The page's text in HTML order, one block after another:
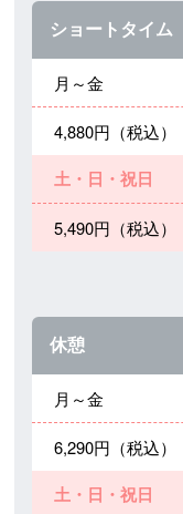
ショートタイム
月～金
4,880円（税込）
土・日・祝日
5,490円（税込）
休憩
月～金
6,290円（税込）
土・日・祝日